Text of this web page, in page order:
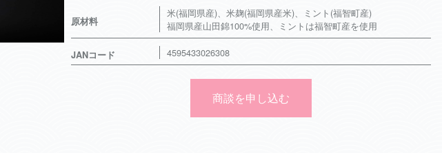
原材料
米(福岡県産)、米麹(福岡県産米)、ミント(福智町産)
福岡県産山田錦100%使用、ミントは福智町産を使用
JANコード 4595433026308
商談を申し込む